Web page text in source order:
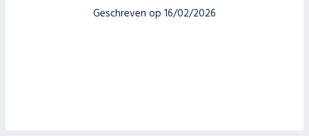
Geschreven op 16/02/2026